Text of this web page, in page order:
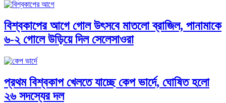
বিশ্বকাপের আগে গোল উৎসবে মাতলো ব্রাজিল, পানামাকে
৬-২ গোলে উড়িয়ে দিল সেলেসাওরা
প্রথম বিশ্বকাপ খেলতে যাচ্ছে কেপ ভার্দে, ঘোষিত হলো
২৬ সদস্যের দল